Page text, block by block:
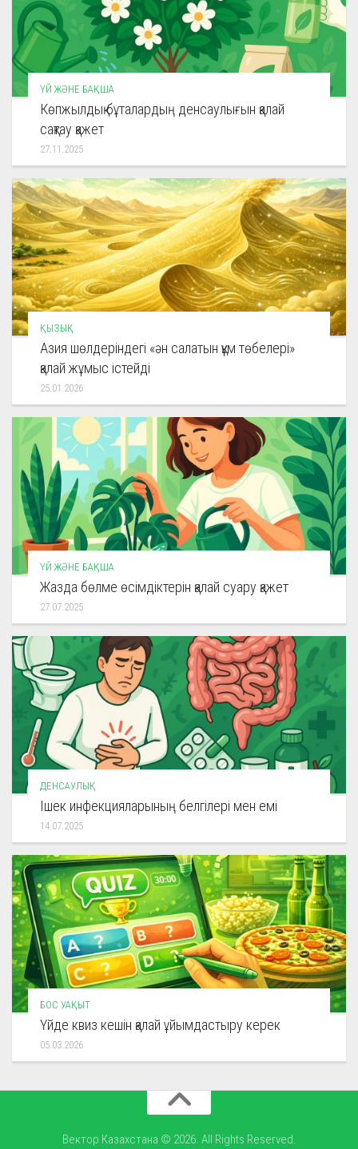
ҮЙ ЖӘНЕ БАҚША
Көпжылдық бұталардың денсаулығын қалай
сақтау қажет
27.11.2025
ҚЫЗЫҚ
Азия шөлдеріндегі «ән салатын құм төбелері»
қалай жұмыс істейді
25.01.2026
ҮЙ ЖӘНЕ БАҚША
Жазда бөлме өсімдіктерін қалай суару қажет
27.07.2025
ДЕНСАУЛЫҚ
Ішек инфекцияларының белгілері мен емі
14.07.2025
БОС УАҚЫТ
Үйде квиз кешін қалай ұйымдастыру керек
05.03.2026
Вектор Казахстана © 2026. All Rights Reserved.